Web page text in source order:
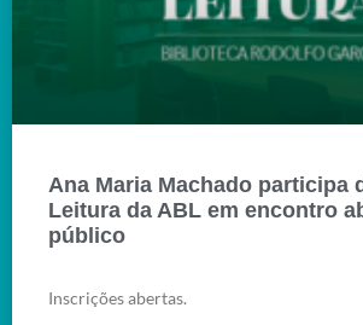
Ana Maria Machado participa
Leitura da ABL em encontro
público
Inscrições abertas.